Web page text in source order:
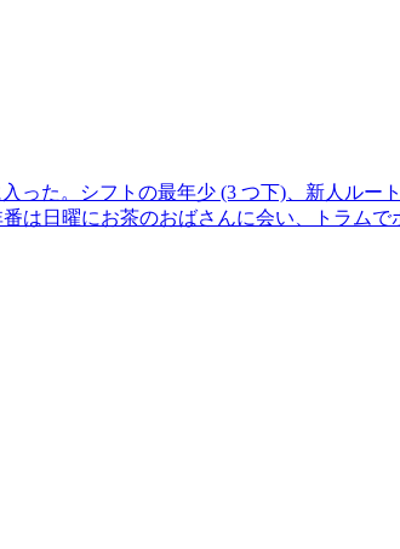
った。シフトの最年少 (3 つ下)、新人ル
は日曜にお茶のおばさんに会い、トラムで